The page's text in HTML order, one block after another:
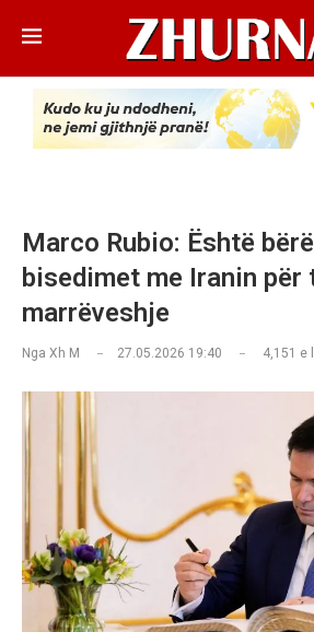
Marco Rubio: Është
bisedimet me Iranin
marrëveshje
Nga Xh M 27.05.2026 19:40 4,151 e